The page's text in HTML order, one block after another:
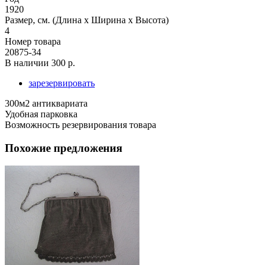
1920
Размер, см. (Длина х Ширина х Высота)
4
Номер товара
20875-34
В наличии 300 р.
зарезервировать
300м2 антиквариата
Удобная парковка
Возможность резервирования товара
Похожие предложения